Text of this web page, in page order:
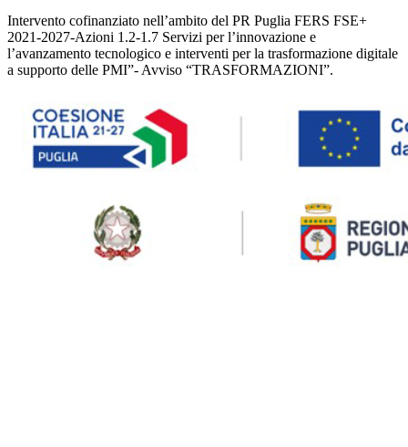
Intervento cofinanziato nell’ambito del PR Puglia FERS FSE+
2021-2027-Azioni 1.2-1.7 Servizi per l’innovazione e
l’avanzamento tecnologico e interventi per la trasformazione digitale
a supporto delle PMI”- Avviso “TRASFORMAZIONI”.